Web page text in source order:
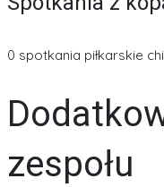
0 spotkania piłkarskie
zespołu